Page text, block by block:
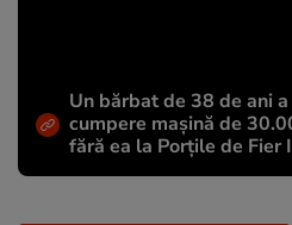
Un bărbat de 38 de ani
cumpere mașină de
fără ea la Porțile de Fier I